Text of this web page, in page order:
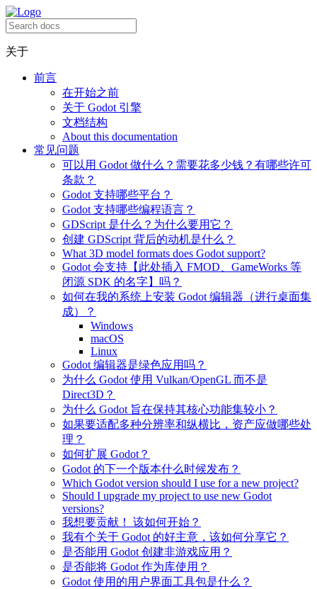
关于
前言
在开始之前
关于 Godot 引擎
文档结构
About this documentation
常见问题
可以用 Godot 做什么？需要花多少钱？有哪些许可
条款？
Godot 支持哪些平台？
Godot 支持哪些编程语言？
GDScript 是什么？为什么要用它？
创建 GDScript 背后的动机是什么？
What 3D model formats does Godot support?
Godot 会支持【此处插入 FMOD、GameWorks 等
闭源 SDK 的名字】吗？
如何在我的系统上安装 Godot 编辑器（进行桌面集
成）？
Windows
macOS
Linux
Godot 编辑器是绿色应用吗？
为什么 Godot 使用 Vulkan/OpenGL 而不是
Direct3D？
为什么 Godot 旨在保持其核心功能集较小？
如果要适配多种分辨率和纵横比，资产应做哪些处
理？
如何扩展 Godot？
Godot 的下一个版本什么时候发布？
Which Godot version should I use for a new project?
Should I upgrade my project to use new Godot
versions?
我想要贡献！ 该如何开始？
我有个关于 Godot 的好主意，该如何分享它？
是否能用 Godot 创建非游戏应用？
是否能将 Godot 作为库使用？
Godot 使用的用户界面工具包是什么？